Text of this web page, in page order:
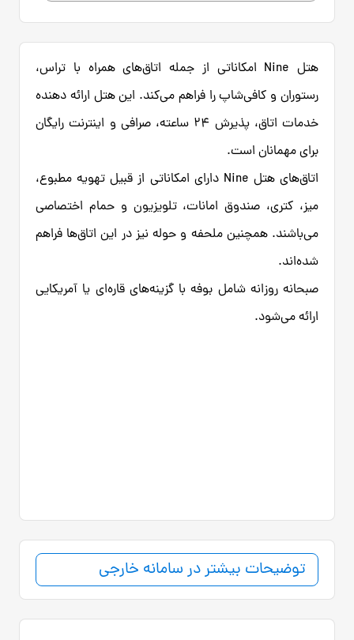
هتل Nine امکاناتی از جمله اتاق‌های همراه با تراس،
رستوران و کافی‌شاپ را فراهم می‌کند. این هتل ارائه دهنده
خدمات اتاق، پذیرش 24 ساعته، صرافی و اینترنت رایگان
برای مهمانان است.
اتاق‌های هتل Nine دارای امکاناتی از قبیل تهویه مطبوع،
میز، کتری، صندوق امانات، تلویزیون و حمام اختصاصی
می‌باشند. همچنین ملحفه و حوله نیز در این اتاق‌ها فراهم
شده‌اند.
صبحانه روزانه شامل بوفه با گزینه‌های قاره‌ای یا آمریکایی
ارائه می‌شود.
توضیحات بیشتر در سامانه خارجی